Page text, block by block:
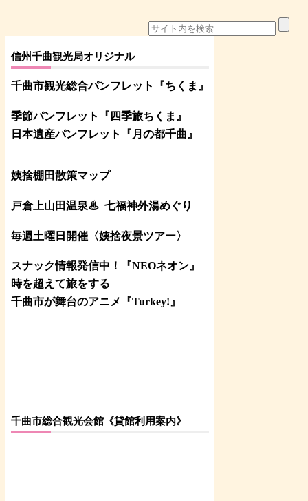
信州千曲観光局オリジナル
千曲市観光総合パンフレット 『ちくま 』
季節パンフレット『四季旅ちくま』
日本遺産パンフレット
『月の都千曲 』
姨捨棚田散策マップ
戸倉上山田温泉♨ 七福神外湯めぐり
毎週土曜日開催〈姨捨夜景ツアー〉
スナック情報発信中！『NEOネオン』
時を超えて旅をする
千曲市が舞台のアニメ『Turkey!』
千曲市総合観光会館《貸館利用案内》